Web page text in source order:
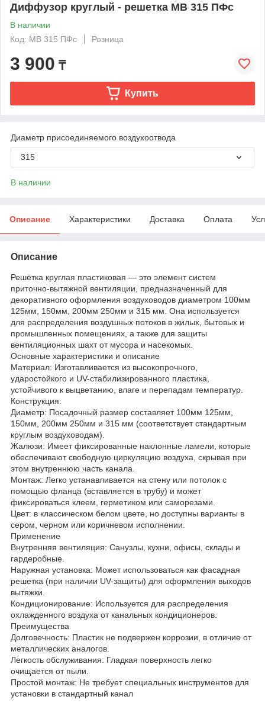
Диффузор круглый - решетка МВ 315 ПФс
В наличии
Код: МВ 315 ПФс
Розница
3 900 ₸
Купить
Диаметр присоединяемого воздухоотвода
315
В наличии
Описание Характеристики Доставка Оплата
Описание
Решётка круглая пластиковая — это элемент систем
приточно-вытяжной вентиляции, предназначенный для
декоративного оформления воздуховодов диаметром 100мм
125мм, 150мм, 200мм 250мм и 315 мм. Она используется
для распределения воздушных потоков в жилых, бытовых и
промышленных помещениях, а также для защиты
вентиляционных шахт от мусора и насекомых.
Основные характеристики и описание
Материал: Изготавливается из высокопрочного,
ударостойкого и UV-стабилизированного пластика,
устойчивого к выцветанию, влаге и перепадам температур.
Конструкция:
Диаметр: Посадочный размер составляет 100мм 125мм,
150мм, 200мм 250мм и 315 мм (соответствует стандартным
круглым воздуховодам).
Жалюзи: Имеет фиксированные наклонные ламели, которые
обеспечивают свободную циркуляцию воздуха, скрывая при
этом внутреннюю часть канала.
Монтаж: Легко устанавливается на стену или потолок с
помощью фланца (вставляется в трубу) и может
фиксироваться клеем, герметиком или саморезами.
Цвет: в классическом белом цвете, но доступны варианты в
сером, черном или коричневом исполнении.
Применение
Внутренняя вентиляция: Санузлы, кухни, офисы, склады и
гардеробные.
Наружная установка: Может использоваться как фасадная
решетка (при наличии UV-защиты) для оформления выходов
вытяжки.
Кондиционирование: Используется для распределения
охлажденного воздуха от канальных кондиционеров.
Преимущества
Долговечность: Пластик не подвержен коррозии, в отличие от
металлических аналогов.
Легкость обслуживания: Гладкая поверхность легко
очищается от пыли.
Простой монтаж: Не требует специальных инструментов для
установки в стандартный канал